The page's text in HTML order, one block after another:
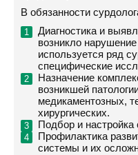
В обязанности
Диагностика и
возникло
используется ряд
специфические
Назначение
возникшей
медикаментозных,
хирургических.
Подбор и настройка
Профилактика
системы и их